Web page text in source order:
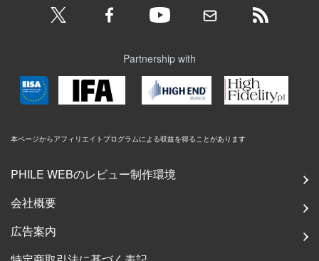
Partnership with
本ページからアフィリエイトプログラムによる収益を得ることがあります
PHILE WEBのレビュー制作環境
会社概要
広告案内